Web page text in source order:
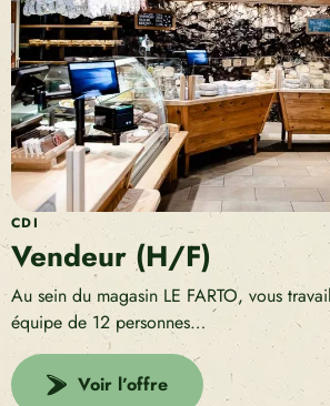
CDI
Vendeur (H/F)
Au sein du magasin LE FARTO, vous
équipe de 12 personnes…
Voir l’offre